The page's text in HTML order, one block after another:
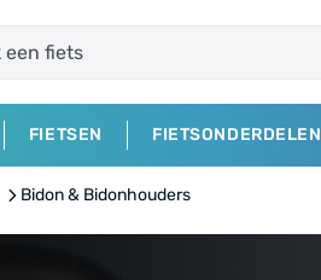
FIETSEN FIETSONDERDELEN
Bidon & Bidonhouders